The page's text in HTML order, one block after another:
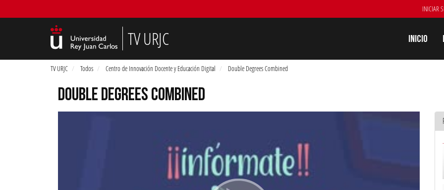
INICIAR
TV URJC Inicio
TV URJC Todos Centro de Innovación Docente y Educación Digital Double Degrees Combined
DOUBLE DEGREES COMBINED